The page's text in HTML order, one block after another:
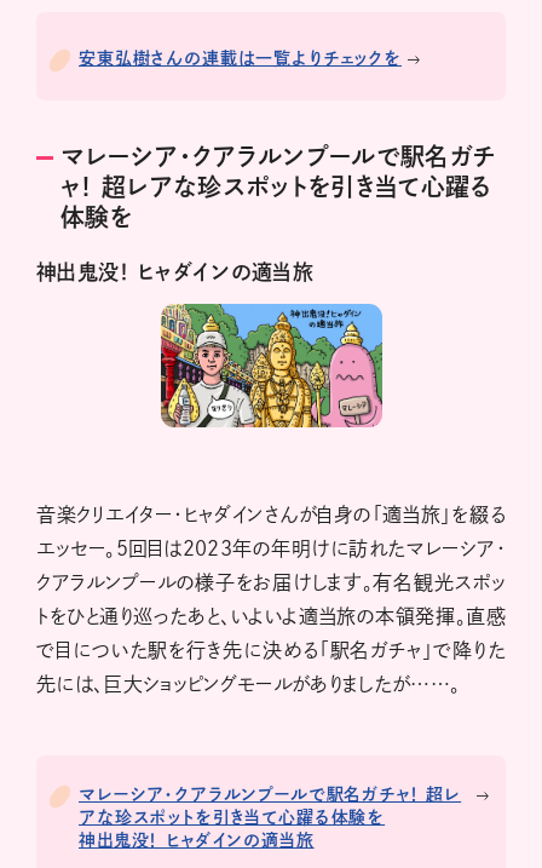
安東弘樹さんの連載は一覧よりチェックを
マレーシア・クアラルンプールで駅名ガチ
ャ！ 超レアな珍スポットを引き当て心躍る
体験を
神出鬼没！ ヒャダインの適当旅
音楽クリエイター・ヒャダインさんが自身の「適当旅」を綴る
エッセー。5回目は2023年の年明けに訪れたマレーシア・
クアラルンプールの様子をお届けします。有名観光スポッ
トをひと通り巡ったあと、いよいよ適当旅の本領発揮。直感
で目についた駅を行き先に決める「駅名ガチャ」で降りた
先には、巨大ショッピングモールがありましたが……。
マレーシア・クアラルンプールで駅名ガチャ！ 超レ
アな珍スポットを引き当て心躍る体験を
神出鬼没！ ヒャダインの適当旅